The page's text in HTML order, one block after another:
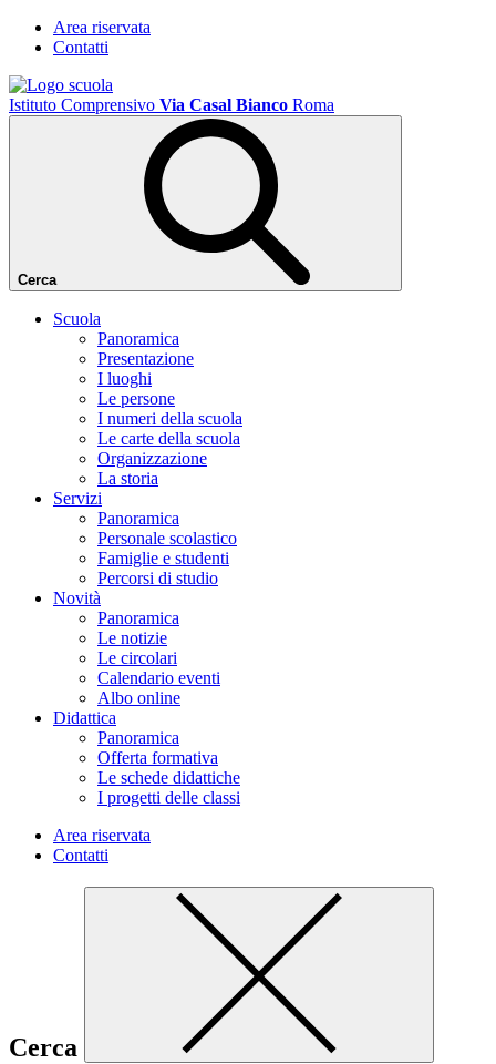
Area riservata
Contatti
Istituto Comprensivo Via Casal Bianco Roma
Cerca
Scuola
Panoramica
Presentazione
I luoghi
Le persone
I numeri della scuola
Le carte della scuola
Organizzazione
La storia
Servizi
Panoramica
Personale scolastico
Famiglie e studenti
Percorsi di studio
Novità
Panoramica
Le notizie
Le circolari
Calendario eventi
Albo online
Didattica
Panoramica
Offerta formativa
Le schede didattiche
I progetti delle classi
Area riservata
Contatti
Cerca